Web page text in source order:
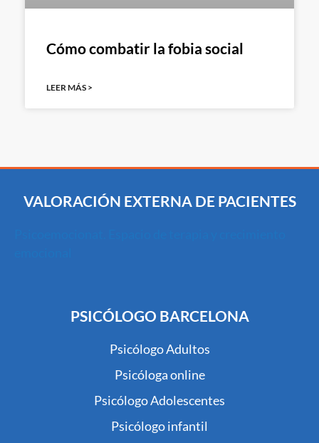
Cómo combatir la fobia social
LEER MÁS >
VALORACIÓN EXTERNA DE PACIENTES
PSICÓLOGO BARCELONA
Psicólogo Adultos
Psicóloga online
Psicólogo Adolescentes
Psicólogo infantil